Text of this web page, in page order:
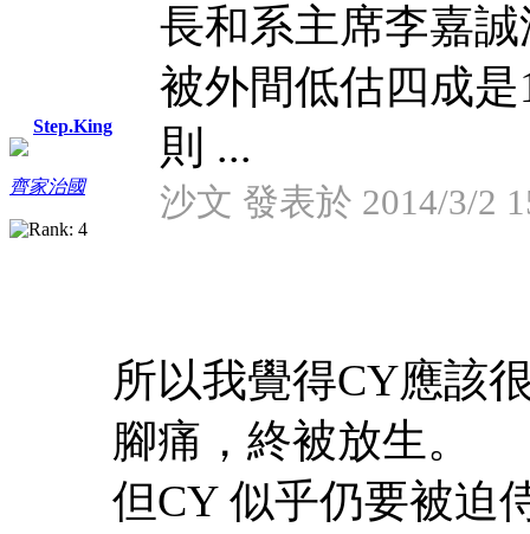
Step.King
齊家治國
長和系主席李嘉
被外間低估四成
則 ...
沙文 發表於 2014/3/2
所以我覺得CY應該
腳痛，終被放生。
但CY 似乎仍要被迫